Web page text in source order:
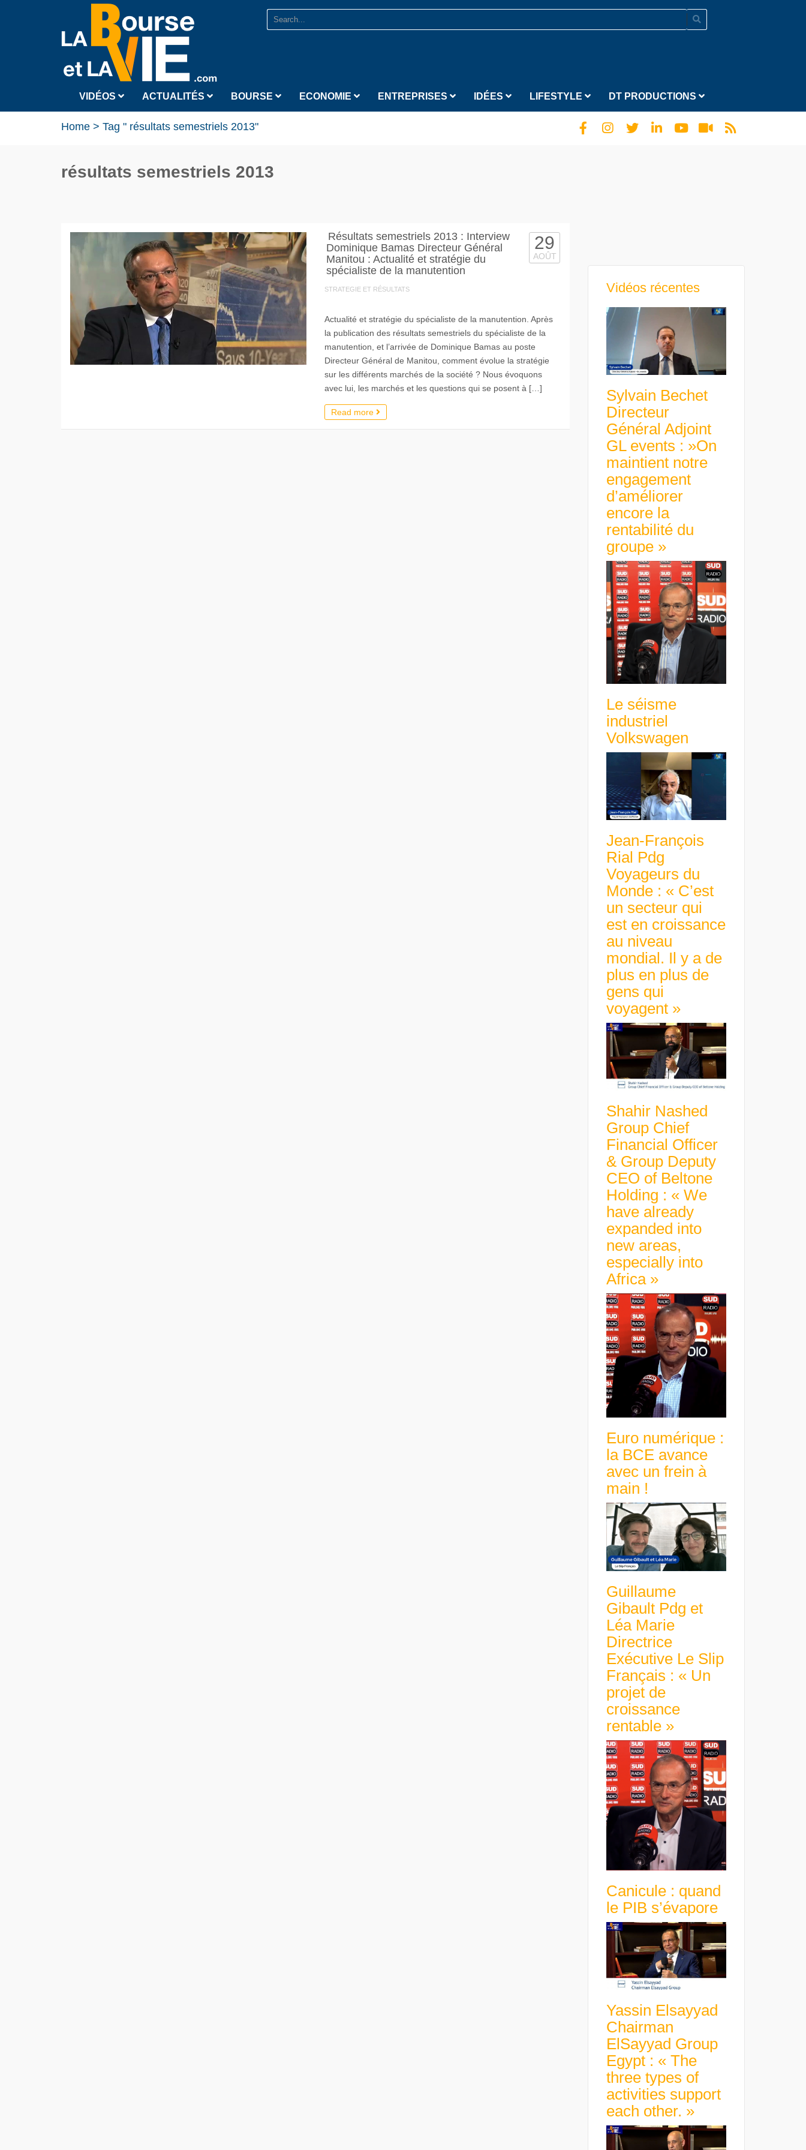
VIDÉOS ACTUALITÉS BOURSE ECONOMIE ENTREPRISES IDÉES LIFESTYLE DT PRODUCTIONS
Home > Tag " résultats semestriels 2013"
résultats semestriels 2013
Résultats semestriels 2013 : Interview
Dominique Bamas Directeur Général
Manitou : Actualité et stratégie du
spécialiste de la manutention
STRATEGIE ET RÉSULTATS
29
AOÛT
Actualité et stratégie du spécialiste de la manutention. Après
la publication des résultats semestriels du spécialiste de la
manutention, et l’arrivée de Dominique Bamas au poste
Directeur Général de Manitou, comment évolue la stratégie
sur les différents marchés de la société ? Nous évoquons
avec lui, les marchés et les questions qui se posent à […]
Read more
Vidéos récentes
Sylvain Bechet
Directeur
Général Adjoint
GL events : »On
maintient notre
engagement
d’améliorer
encore la
rentabilité du
groupe »
Le séisme
industriel
Volkswagen
Jean-François
Rial Pdg
Voyageurs du
Monde : « C’est
un secteur qui
est en croissance
au niveau
mondial. Il y a de
plus en plus de
gens qui
voyagent »
Shahir Nashed
Group Chief
Financial Officer
& Group Deputy
CEO of Beltone
Holding : « We
have already
expanded into
new areas,
especially into
Africa »
Euro numérique :
la BCE avance
avec un frein à
main !
Guillaume
Gibault Pdg et
Léa Marie
Directrice
Exécutive Le Slip
Français : « Un
projet de
croissance
rentable »
Canicule : quand
le PIB s’évapore
Yassin Elsayyad
Chairman
ElSayyad Group
Egypt : « The
three types of
activities support
each other. »